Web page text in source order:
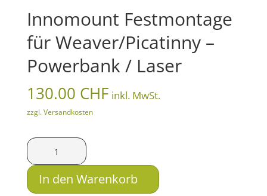
Innomount Festmontage
für Weaver/Picatinny –
Powerbank / Laser
130.00 CHF inkl. MwSt.
zzgl. Versandkosten
Innomount
Festmontage
für
Weaver/Picatinny
In den Warenkorb